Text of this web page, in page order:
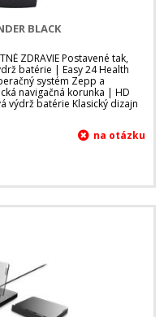
BLACK
ZDRAVIE Postavené tak,
batérie | Easy 24 Health
systém Zepp a
navigačná korunka | HD
výdrž batérie Klasický dizajn